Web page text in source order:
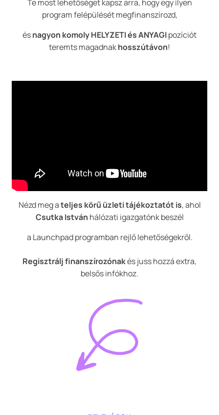
Te most lehetőséget kapsz arra, hogy egy ilyen
program felépülését megfinanszírozd,
ésnagyon komoly HELYZETI és ANYAGIpozíciót
teremts magadnakhosszútávon!
Nézd meg ateljes körű üzleti tájékoztatót is, ahol
Csutka István hálózati igazgatónk beszél
a Launchpad programban rejlő lehetőségekről.
Regisztrálj finanszírozónakés juss hozzá extra,
belsős infókhoz.